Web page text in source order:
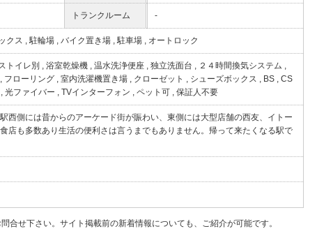
トランクルーム -
クス ,駐輪場 , バイク置き場 ,駐車場 , オートロック
トイレ別 , 浴室乾燥機 , 温水洗浄便座 , 独立洗面台 , ２４時間換気システム ,
, フローリング , 室内洗濯機置き場 , クローゼット , シューズボックス , BS , CS
, 光ファイバー , TVインターフォン , ペット可 , 保証人不要
西側には昔からのアーケード街が賑わい、東側には大型店舗の西友、イトー
店も多数あり生活の便利さは言うまでもありません。帰って来たくなる駅で
合せ下さい。サイト掲載前の新着情報についても、ご紹介が可能です。